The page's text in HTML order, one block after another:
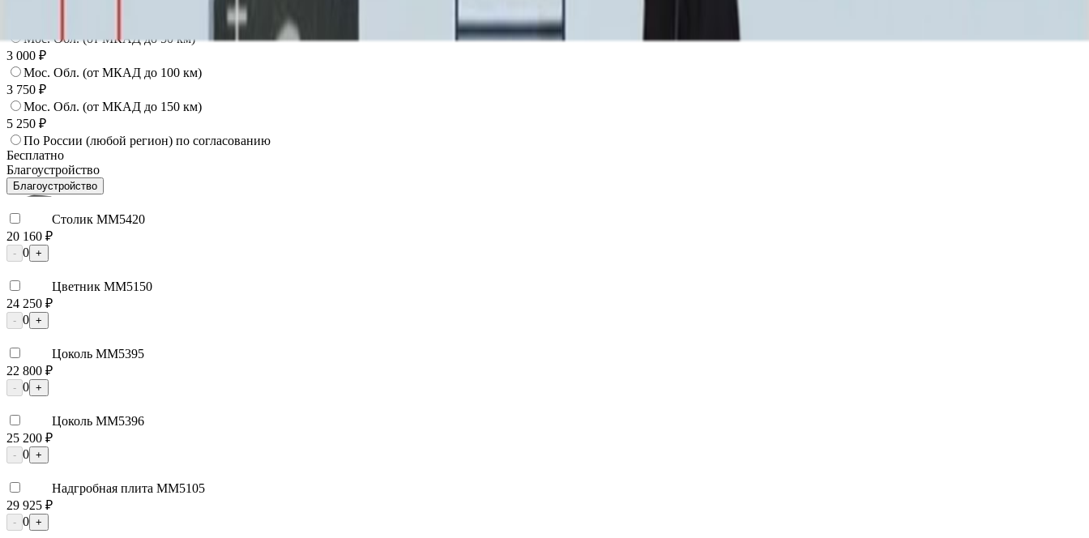
Мос. Обл. (от МКАД до 50 км)
3 000 ₽
Мос. Обл. (от МКАД до 100 км)
3 750 ₽
Мос. Обл. (от МКАД до 150 км)
5 250 ₽
По России (любой регион) по согласованию
Бесплатно
Благоустройство
Благоустройство
Столик ММ5420
20 160 ₽
- 0 +
Цветник ММ5150
24 250 ₽
- 0 +
Цоколь ММ5395
22 800 ₽
- 0 +
Цоколь ММ5396
25 200 ₽
- 0 +
Надгробная плита ММ5105
29 925 ₽
- 0 +